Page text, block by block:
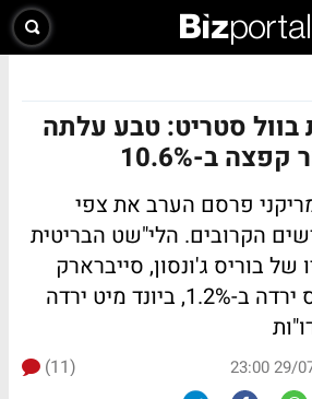
בוול סטריט: טבע עלתה
פרסם הערב את צפי
הקרובים. הלי"שט הבריטית
של בוריס ג'ונסון, סייברארק
איבדה 3.7%, וויקס ירדה ב-1.2%, ביונד מיט ירדה
29/07/
(11)